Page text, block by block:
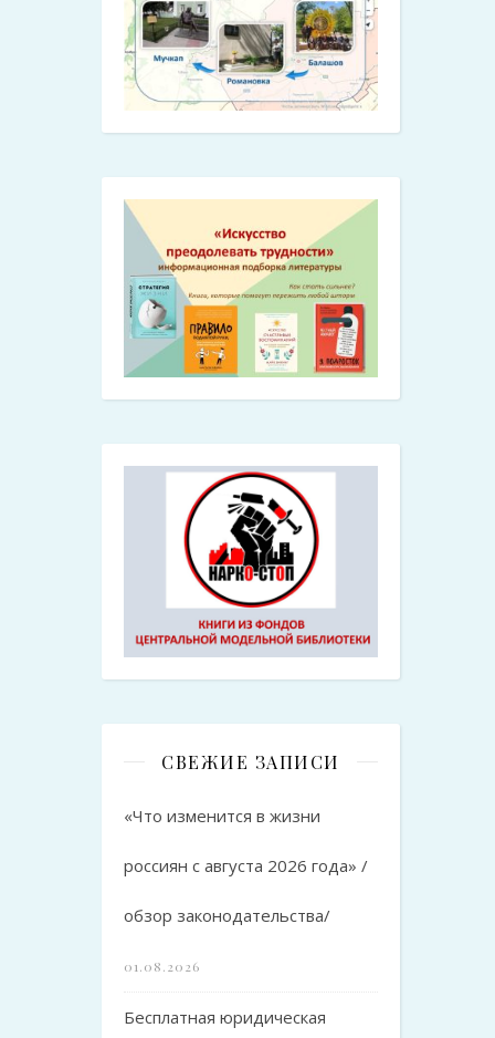
СВЕЖИЕ ЗАПИСИ
«Что изменится в жизни
россиян с августа 2026 года» /
обзор законодательства/
01.08.2026
Бесплатная юридическая